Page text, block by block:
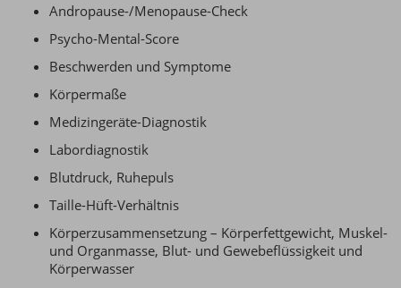
Andropause-/Menopause-Check
Psycho-Mental-Score
Beschwerden und Symptome
Körpermaße
Medizingeräte-Diagnostik
Labordiagnostik
Blutdruck, Ruhepuls
Taille-Hüft-Verhältnis
Körperzusammensetzung – Körperfettgewicht, Muskel-
und Organmasse, Blut- und Gewebeflüssigkeit und
Körperwasser